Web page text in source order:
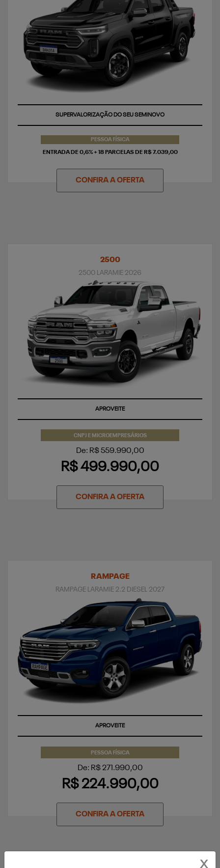
SUPERVALORIZAÇÃO DO SEU SEMINOVO
PESSOA FÍSICA
ENTRADA DE 0,6% + 18 PARCELAS DE R$ 7.039,00
CONFIRA A OFERTA
2500
2500 LARAMIE 2026
APROVEITE
CNPJ E MICROEMPRESÁRIOS
De: R$ 559.990,00
R$ 499.990,00
CONFIRA A OFERTA
RAMPAGE
RAMPAGE LARAMIE 2.2 DIESEL 2027
APROVEITE
PESSOA FÍSICA
De: R$ 271.990,00
R$ 224.990,00
CONFIRA A OFERTA
X